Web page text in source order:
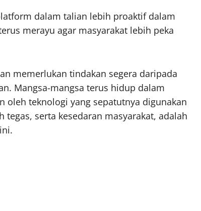
dalam talian lebih proaktif dalam
merayu agar masyarakat lebih peka
memerlukan tindakan segera daripada
Mangsa-mangsa terus hidup dalam
oleh teknologi yang sepatutnya digunakan
serta kesedaran masyarakat, adalah